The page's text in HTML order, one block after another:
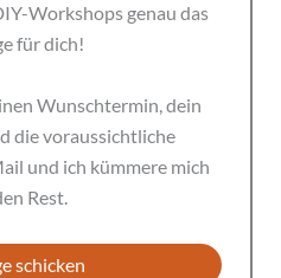
Workshops genau das
für dich!
Wunschtermin, dein
die voraussichtliche
und ich kümmere mich
Rest.
schicken